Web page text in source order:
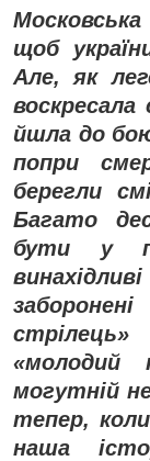
щоб
Але, як
воскресала
йшла до
попри
берегли
Багато
бути у
«молодий
могутній
тепер,
наша